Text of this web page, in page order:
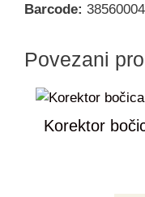
Barcode:
Povezani
Korektor